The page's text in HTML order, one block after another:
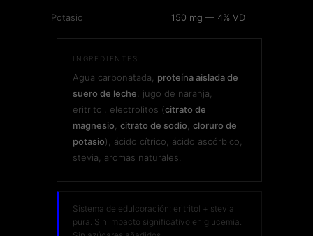
Potasio 150 mg — 4% VD
INGREDIENTES
Agua carbonatada, proteína aislada de
suero de leche , jugo de naranja,
eritritol, electrolitos (citrato de
magnesio citrato de sodio cloruro de
potasio), ácido cítrico, ácido ascórbico,
stevia, aromas naturales.
Sistema de edulcoración: eritritol + stevia
pura. Sin impacto significativo en glucemia.